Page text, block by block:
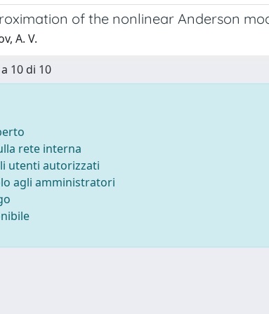
of the nonlinear Anderson
A. V.
10 di 10
rete interna
utenti autorizzati
agli amministratori